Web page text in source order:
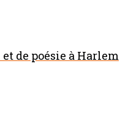
de poésie à Harlem